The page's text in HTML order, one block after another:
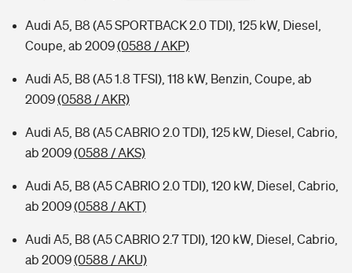
Audi A5, B8 (A5 SPORTBACK 2.0 TDI), 125 kW, Diesel,
Coupe, ab 2009(0588 / AKP)
Audi A5, B8 (A5 1.8 TFSI), 118 kW, Benzin, Coupe, ab
2009(0588 / AKR)
Audi A5, B8 (A5 CABRIO 2.0 TDI), 125 kW, Diesel, Cabrio,
ab 2009(0588 / AKS)
Audi A5, B8 (A5 CABRIO 2.0 TDI), 120 kW, Diesel, Cabrio,
ab 2009(0588 / AKT)
Audi A5, B8 (A5 CABRIO 2.7 TDI), 120 kW, Diesel, Cabrio,
ab 2009(0588 / AKU)